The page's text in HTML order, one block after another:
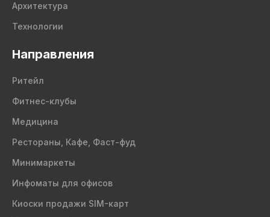
Архитектура
Технологии
Направления
Ритейл
Фитнес-клубы
Медицина
Рестораны, Кафе, Фаст-фуд
Минимаркеты
Инфоматы для офисов
Киоски продажи SIM-карт